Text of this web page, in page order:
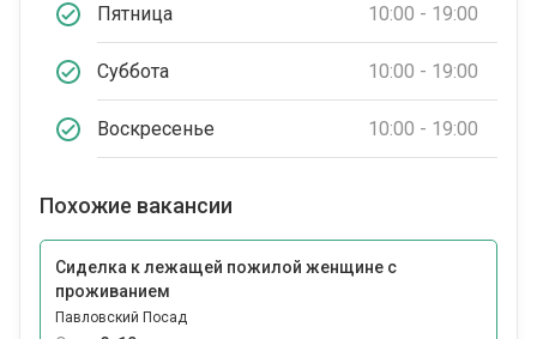
Пятница 10:00 - 19:00
Суббота 10:00 - 19:00
Воскресенье 10:00 - 19:00
Похожие вакансии
Сиделка к лежащей пожилой женщине с
проживанием
Павловский Посад